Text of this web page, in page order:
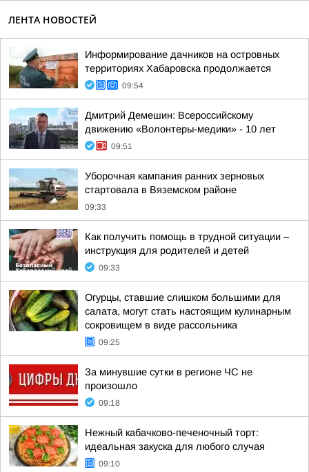
ЛЕНТА НОВОСТЕЙ
Информирование дачников на островных
территориях Хабаровска продолжается
09:54
Дмитрий Демешин: Всероссийскому
движению «Волонтеры-медики» - 10 лет
09:51
Уборочная кампания ранних зерновых
стартовала в Вяземском районе
09:33
Как получить помощь в трудной ситуации –
инструкция для родителей и детей
09:33
Огурцы, ставшие слишком большими для
салата, могут стать настоящим кулинарным
сокровищем в виде рассольника
09:25
За минувшие сутки в регионе ЧС не
произошло
09:18
Нежный кабачково-печеночный торт:
идеальная закуска для любого случая
09:10